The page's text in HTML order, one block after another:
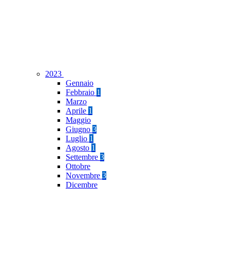
2023
Gennaio
Febbraio 1
Marzo
Aprile 1
Maggio
Giugno 3
Luglio 1
Agosto 1
Settembre 3
Ottobre
Novembre 3
Dicembre